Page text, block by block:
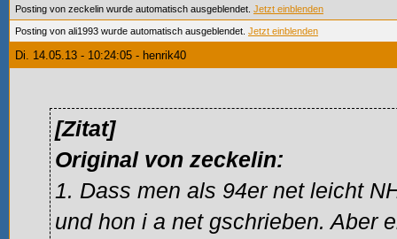
Posting von zeckelin wurde automatisch ausgeblendet. Jetzt einblenden
Posting von ali1993 wurde automatisch ausgeblendet. Jetzt einblenden
Di. 14.05.13 - 10:24:05 - henrik40
[Zitat]
Original von zeckelin:
1. Dass men als 94er net leicht
und hon i a net gschrieben. Aber